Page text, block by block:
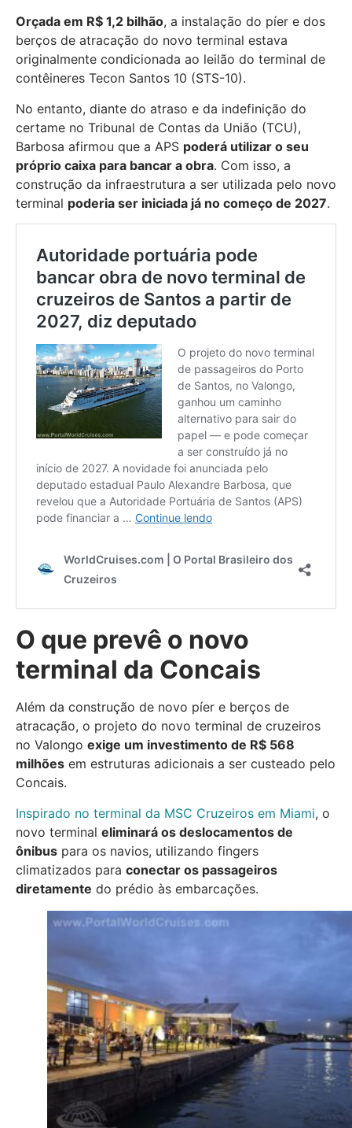
Orçada em R$ 1,2 bilhão, a instalação do píer e dos
berços de atracação do novo terminal estava
originalmente condicionada ao leilão do terminal de
contêineres Tecon Santos 10 (STS-10).
No entanto, diante do atraso e da indefinição do
certame no Tribunal de Contas da União (TCU),
Barbosa afirmou que a APS poderá utilizar o seu
próprio caixa para bancar a obra. Com isso, a
construção da infraestrutura a ser utilizada pelo novo
terminal poderia ser iniciada já no começo de 2027.
O que prevê o novo
terminal da Concais
Além da construção de novo píer e berços de
atracação, o projeto do novo terminal de cruzeiros
no Valongo exige um investimento de R$ 568
milhões em estruturas adicionais a ser custeado pelo
Concais.
Inspirado no terminal da MSC Cruzeiros em Miami, o
novo terminal eliminará os deslocamentos de
ônibus para os navios, utilizando fingers
climatizados para conectar os passageiros
diretamente do prédio às embarcações.